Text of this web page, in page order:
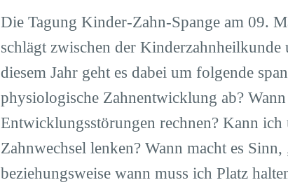
Die Tagung Kinder-Zahn-Spange am 09.
schlägt zwischen der
diesem Jahr geht es dabei um folgende
physiologische Zahnentwicklung ab?
Entwicklungsstörungen rechnen? Kann
Zahnwechsel lenken? Wann macht es
beziehungsweise wann muss ich Platz